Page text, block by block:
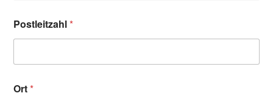
Postleitzahl*
Ort*